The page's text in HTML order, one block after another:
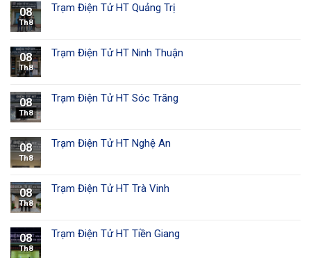
08
Th8
Trạm Điện Tử HT Quảng Trị
08
Th8
Trạm Điện Tử HT Ninh Thuận
08
Th8
Trạm Điện Tử HT Sóc Trăng
08
Th8
Trạm Điện Tử HT Nghệ An
08
Th8
Trạm Điện Tử HT Trà Vinh
08
Th8
Trạm Điện Tử HT Tiền Giang